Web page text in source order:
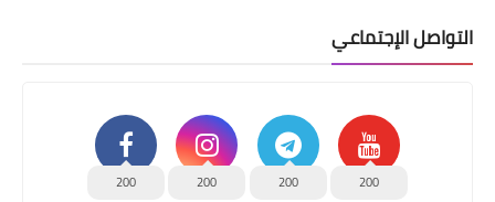
التواصل الإجتماعي
200
200
200
200